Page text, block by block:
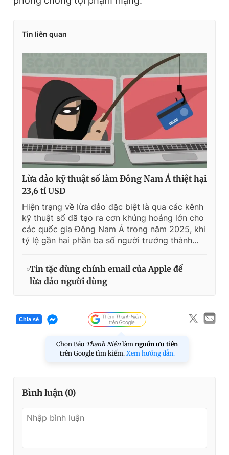
Tin liên quan
Lừa đảo kỹ thuật số làm Đông Nam Á thiệt hại
23,6 tỉ USD
Hiện trạng về lừa đảo đặc biệt là qua các kênh
kỹ thuật số đã tạo ra cơn khủng hoảng lớn cho
các quốc gia Đông Nam Á trong năm 2025, khi
tỷ lệ gần hai phần ba số người trưởng thành...
Tin tặc dùng chính email của Apple để
lừa đảo người dùng
Chia sẻ
Chọn Báo Thanh Niên làm nguồn ưu tiên
trên Google tìm kiếm. Xem hướng dẫn.
Bình luận (0)